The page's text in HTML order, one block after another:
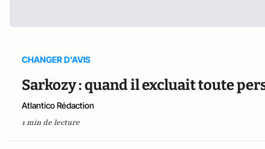
CHANGER D'AVIS
Sarkozy : quand il excluait toute
Atlantico Rédaction
1 min de lecture